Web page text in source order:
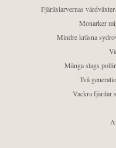
Fjärilslarvernas
Monarker
Mindre kräsna
Många slags
Två
Vackra fjärilar